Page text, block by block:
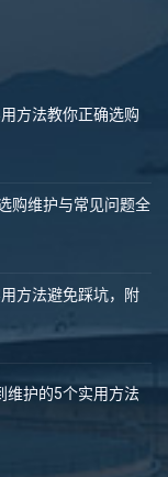
方法教你正确选购
购维护与常见问题全
方法避免踩坑，附
维护的5个实用方法